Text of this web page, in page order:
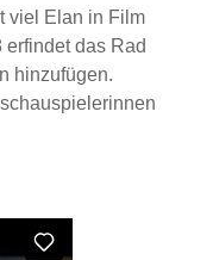
viel Elan in Film
das Rad
hinzufügen.